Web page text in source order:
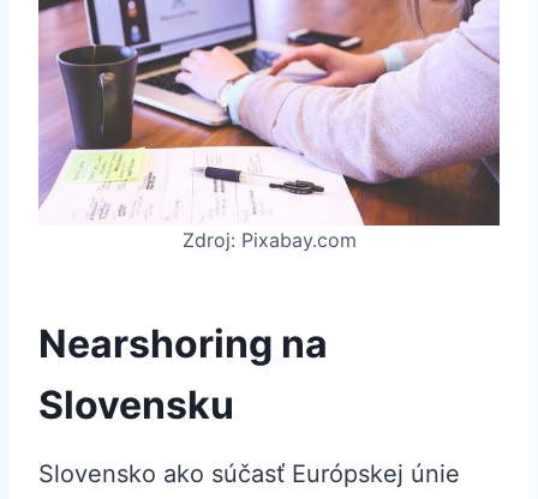
Zdroj: Pixabay.com
Nearshoring na
Slovensku
Slovensko ako súčasť Európskej únie